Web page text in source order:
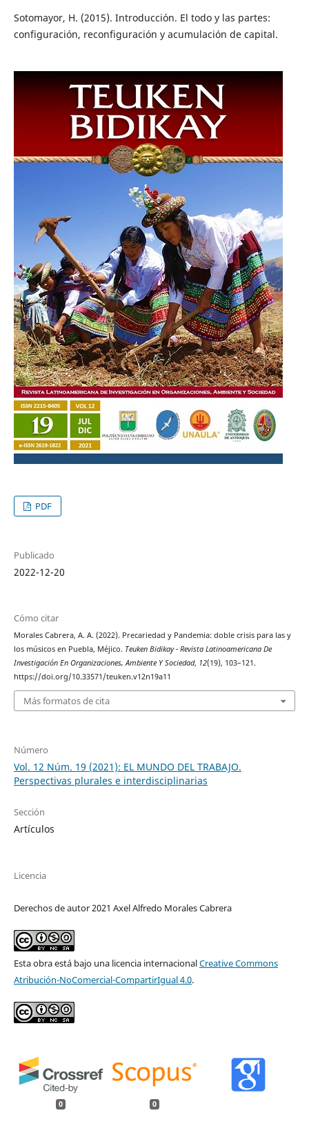
Sotomayor, H. (2015). Introducción. El todo y las partes:
configuración, reconfiguración y acumulación de capital.
PDF
Publicado
2022-12-20
Cómo citar
Morales Cabrera, A. A. (2022). Precariedad y Pandemia: doble crisis para las y
los músicos en Puebla, Méjico. Teuken Bidikay - Revista Latinoamericana De
Investigación En Organizaciones, Ambiente Y Sociedad, 12(19), 103–121.
https://doi.org/10.33571/teuken.v12n19a11
Más formatos de cita
Número
Vol. 12 Núm. 19 (2021): EL MUNDO DEL TRABAJO.
Perspectivas plurales e interdisciplinarias
Sección
Artículos
Licencia
Derechos de autor 2021 Axel Alfredo Morales Cabrera
Esta obra está bajo una licencia internacionalCreative Commons
Atribución-NoComercial-CompartirIgual 4.0.
0 0